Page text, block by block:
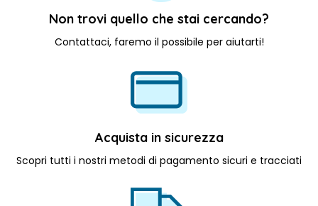
Non trovi quello che stai cercando?
Contattaci, faremo il possibile per aiutarti!
Acquista in sicurezza
Scopri tutti i nostri metodi di pagamento sicuri e tracciati